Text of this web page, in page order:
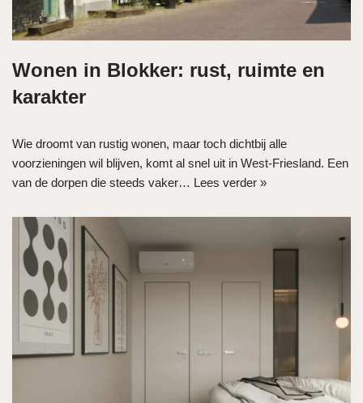
Wonen in Blokker: rust, ruimte en
karakter
Wie droomt van rustig wonen, maar toch dichtbij alle
voorzieningen wil blijven, komt al snel uit in West-Friesland. Een
van de dorpen die steeds vaker… Lees verder »